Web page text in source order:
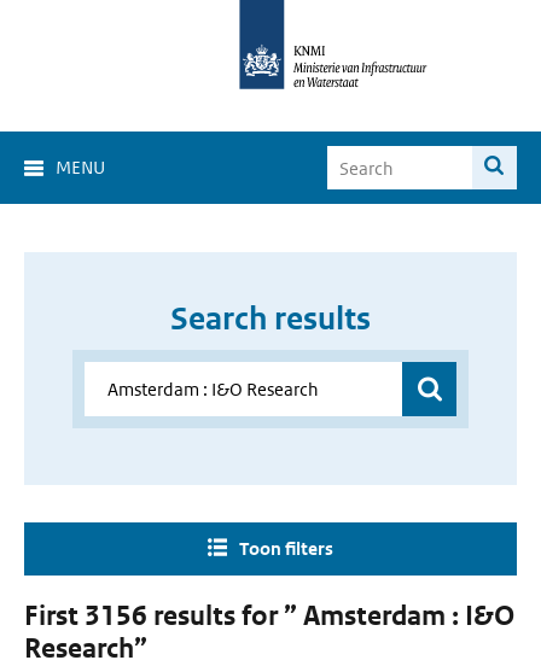
MENU
Search results
Toon filters
First 3156 results for ” Amsterdam : I&O
Research”